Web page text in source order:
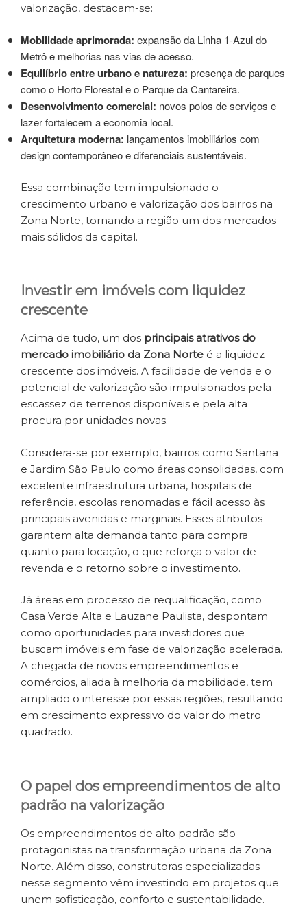
valorização, destacam-se:
Mobilidade aprimorada: expansão da Linha 1-Azul do
Metrô e melhorias nas vias de acesso.
Equilíbrio entre urbano e natureza: presença de parques
como o Horto Florestal e o Parque da Cantareira.
Desenvolvimento comercial: novos polos de serviços e
lazer fortalecem a economia local.
Arquitetura moderna: lançamentos imobiliários com
design contemporâneo e diferenciais sustentáveis.
Essa combinação tem impulsionado o
crescimento urbano e valorização dos bairros na
Zona Norte, tornando a região um dos mercados
mais sólidos da capital.
Investir em imóveis com liquidez
crescente
Acima de tudo, um dos principais atrativos do
mercado imobiliário da Zona Norte é a liquidez
crescente dos imóveis. A facilidade de venda e o
potencial de valorização são impulsionados pela
escassez de terrenos disponíveis e pela alta
procura por unidades novas.
Considera-se por exemplo, bairros como Santana
e Jardim São Paulo como áreas consolidadas, com
excelente infraestrutura urbana, hospitais de
referência, escolas renomadas e fácil acesso às
principais avenidas e marginais. Esses atributos
garantem alta demanda tanto para compra
quanto para locação, o que reforça o valor de
revenda e o retorno sobre o investimento.
Já áreas em processo de requalificação, como
Casa Verde Alta e Lauzane Paulista, despontam
como oportunidades para investidores que
buscam imóveis em fase de valorização acelerada.
A chegada de novos empreendimentos e
comércios, aliada à melhoria da mobilidade, tem
ampliado o interesse por essas regiões, resultando
em crescimento expressivo do valor do metro
quadrado.
O papel dos empreendimentos de alto
padrão na valorização
Os empreendimentos de alto padrão são
protagonistas na transformação urbana da Zona
Norte. Além disso, construtoras especializadas
nesse segmento vêm investindo em projetos que
unem sofisticação, conforto e sustentabilidade.